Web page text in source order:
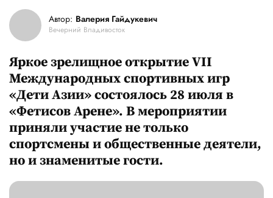
Автор: Валерия Гайдукевич
Вечерний Владивосток
Яркое зрелищное открытие VII
Международных спортивных игр
«Дети Азии» состоялось 28 июля в
«Фетисов Арене». В мероприятии
приняли участие не только
спортсмены и общественные деятели,
но и знаменитые гости.